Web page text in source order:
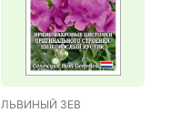
ЛЬВИНЫЙ ЗЕВ